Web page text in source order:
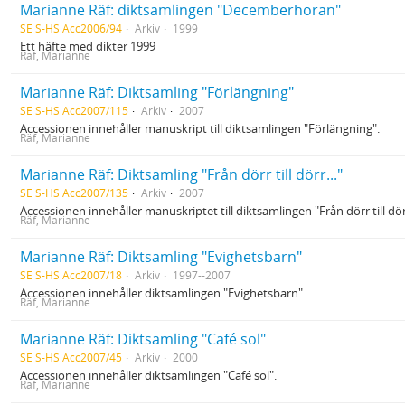
Marianne Räf: diktsamlingen "Decemberhoran"
SE S-HS Acc2006/94 Arkiv 1999
Ett häfte med dikter 1999
Räf, Marianne
Marianne Räf: Diktsamling "Förlängning"
SE S-HS Acc2007/115 Arkiv 2007
Accessionen innehåller manuskript till diktsamlingen "Förlängning".
Räf, Marianne
Marianne Räf: Diktsamling "Från dörr till dörr..."
SE S-HS Acc2007/135 Arkiv 2007
Accessionen innehåller manuskriptet till diktsamlingen "Från dörr till
Räf, Marianne
Marianne Räf: Diktsamling "Evighetsbarn"
SE S-HS Acc2007/18 Arkiv 1997--2007
Accessionen innehåller diktsamlingen "Evighetsbarn".
Räf, Marianne
Marianne Räf: Diktsamling "Café sol"
SE S-HS Acc2007/45 Arkiv 2000
Accessionen innehåller diktsamlingen "Café sol".
Räf, Marianne